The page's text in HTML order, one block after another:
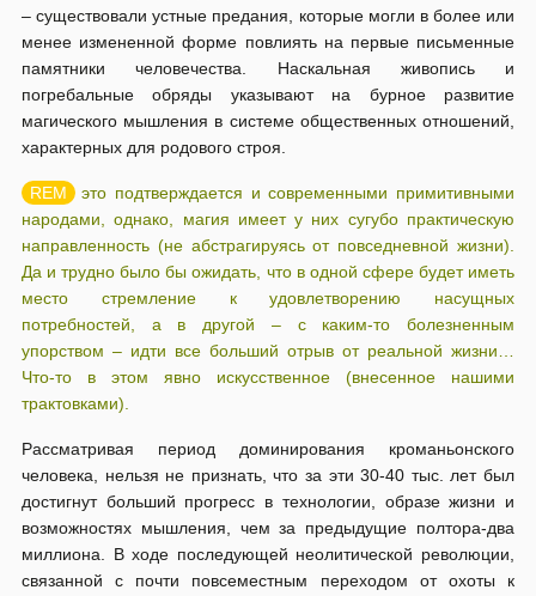
– существовали устные предания, которые могли в более или
менее измененной форме повлиять на первые письменные
памятники человечества. Наскальная живопись и
погребальные обряды указывают на бурное развитие
магического мышления в системе общественных отношений,
характерных для родового строя.
это подтверждается и современными примитивными
народами, однако, магия имеет у них сугубо практическую
направленность (не абстрагируясь от повседневной жизни).
Да и трудно было бы ожидать, что в одной сфере будет иметь
место стремление к удовлетворению насущных
потребностей, а в другой – с каким-то болезненным
упорством – идти все больший отрыв от реальной жизни…
Что-то в этом явно искусственное (внесенное нашими
трактовками).
Рассматривая период доминирования кроманьонского
человека, нельзя не признать, что за эти 30-40 тыс. лет был
достигнут больший прогресс в технологии, образе жизни и
возможностях мышления, чем за предыдущие полтора-два
миллиона. В ходе последующей неолитической революции,
связанной с почти повсеместным переходом от охоты к